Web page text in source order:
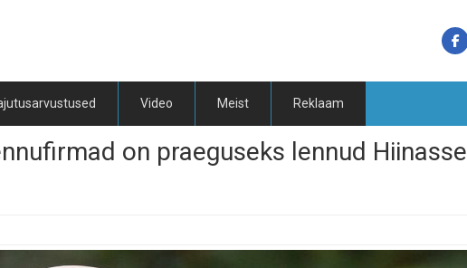
Video Meist Reklaam
on praeguseks lennud Hiinasse